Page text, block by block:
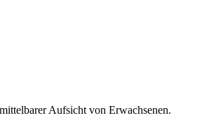
Aufsicht von Erwachsenen.